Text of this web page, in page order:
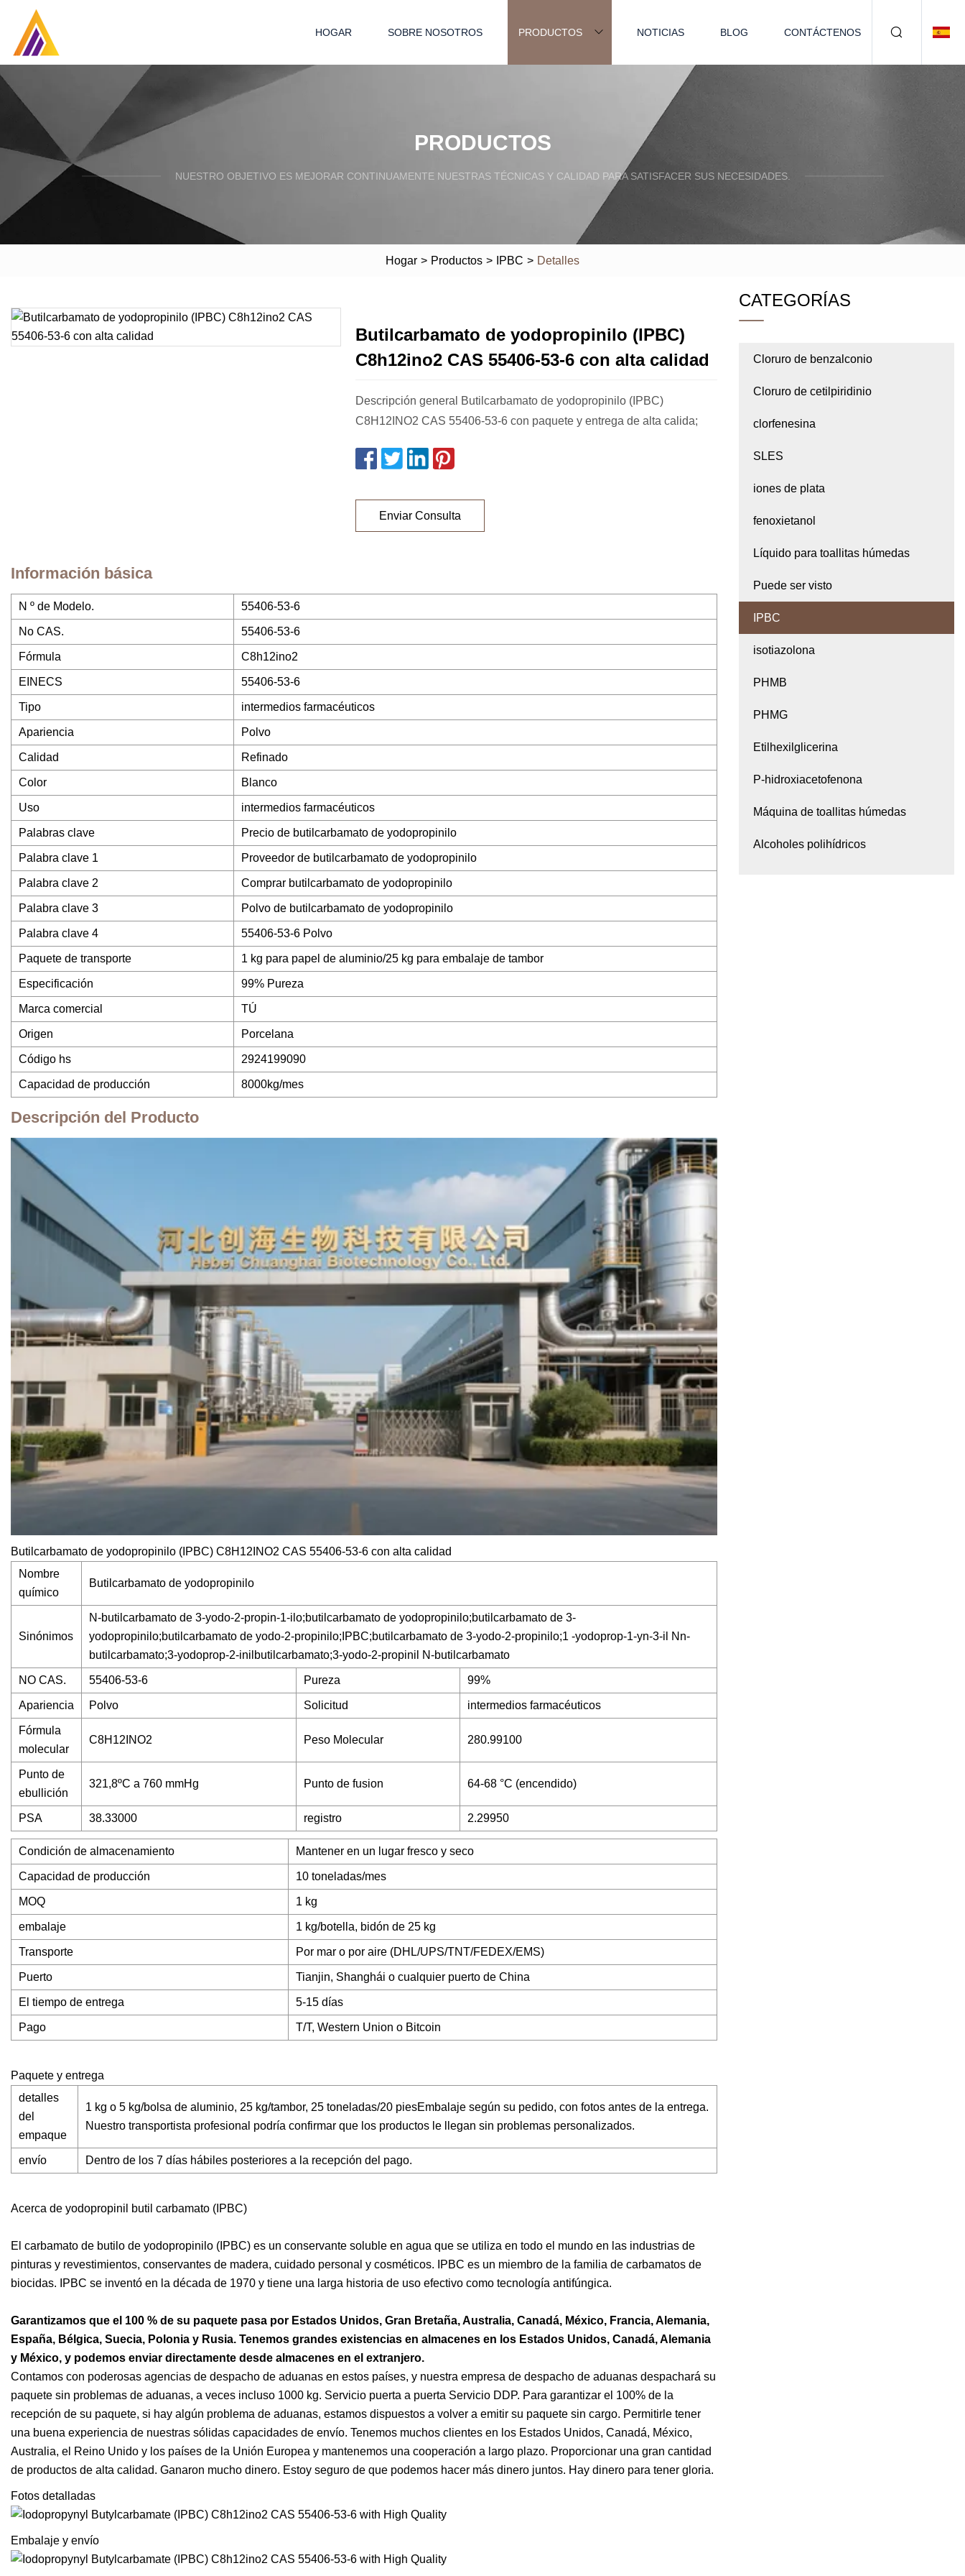
HOGAR SOBRE NOSOTROS PRODUCTOS NOTICIAS BLOG CONTÁCTENOS
PRODUCTOS
NUESTRO OBJETIVO ES MEJORAR CONTINUAMENTE NUESTRAS TÉCNICAS Y CALIDAD PARA SATISFACER SUS NECESIDADES.
Hogar > Productos > IPBC > Detalles
Butilcarbamato de yodopropinilo (IPBC)
C8h12ino2 CAS 55406-53-6 con alta calidad
Descripción general Butilcarbamato de yodopropinilo (IPBC)
C8H12INO2 CAS 55406-53-6 con paquete y entrega de alta calida;
Enviar Consulta
Información básica
N º de Modelo. 55406-53-6
No CAS. 55406-53-6
Fórmula C8h12ino2
EINECS 55406-53-6
Tipo intermedios farmacéuticos
Apariencia Polvo
Calidad Refinado
Color Blanco
Uso intermedios farmacéuticos
Palabras clave Precio de butilcarbamato de yodopropinilo
Palabra clave 1 Proveedor de butilcarbamato de yodopropinilo
Palabra clave 2 Comprar butilcarbamato de yodopropinilo
Palabra clave 3 Polvo de butilcarbamato de yodopropinilo
Palabra clave 4 55406-53-6 Polvo
Paquete de transporte 1 kg para papel de aluminio/25 kg para embalaje de tambor
Especificación 99% Pureza
Marca comercial TÚ
Origen Porcelana
Código hs 2924199090
Capacidad de producción 8000kg/mes
Descripción del Producto
Butilcarbamato de yodopropinilo (IPBC) C8H12INO2 CAS 55406-53-6 con alta calidad
Nombre
químico
Butilcarbamato de yodopropinilo
Sinónimos
N-butilcarbamato de 3-yodo-2-propin-1-ilo;butilcarbamato de yodopropinilo;butilcarbamato de 3-
yodopropinilo;butilcarbamato de yodo-2-propinilo;IPBC;butilcarbamato de 3-yodo-2-propinilo;1 -yodoprop-1-yn-3-il Nn-
butilcarbamato;3-yodoprop-2-inilbutilcarbamato;3-yodo-2-propinil N-butilcarbamato
NO CAS. 55406-53-6 Pureza 99%
Apariencia Polvo Solicitud intermedios farmacéuticos
Fórmula
molecular
C8H12INO2 Peso Molecular 280.99100
Punto de
ebullición
321,8ºC a 760 mmHg Punto de fusion 64-68 °C (encendido)
PSA 38.33000 registro 2.29950
Condición de almacenamiento Mantener en un lugar fresco y seco
Capacidad de producción 10 toneladas/mes
MOQ 1 kg
embalaje 1 kg/botella, bidón de 25 kg
Transporte Por mar o por aire (DHL/UPS/TNT/FEDEX/EMS)
Puerto Tianjin, Shanghái o cualquier puerto de China
El tiempo de entrega 5-15 días
Pago T/T, Western Union o Bitcoin
Paquete y entrega
detalles
del
empaque
1 kg o 5 kg/bolsa de aluminio, 25 kg/tambor, 25 toneladas/20 piesEmbalaje según su pedido, con fotos antes de la entrega.
Nuestro transportista profesional podría confirmar que los productos le llegan sin problemas personalizados.
envío Dentro de los 7 días hábiles posteriores a la recepción del pago.
Acerca de yodopropinil butil carbamato (IPBC)
El carbamato de butilo de yodopropinilo (IPBC) es un conservante soluble en agua que se utiliza en todo el mundo en las industrias de
pinturas y revestimientos, conservantes de madera, cuidado personal y cosméticos. IPBC es un miembro de la familia de carbamatos de
biocidas. IPBC se inventó en la década de 1970 y tiene una larga historia de uso efectivo como tecnología antifúngica.
Garantizamos que el 100 % de su paquete pasa por Estados Unidos, Gran Bretaña, Australia, Canadá, México, Francia, Alemania,
España, Bélgica, Suecia, Polonia y Rusia. Tenemos grandes existencias en almacenes en los Estados Unidos, Canadá, Alemania
y México, y podemos enviar directamente desde almacenes en el extranjero.
Contamos con poderosas agencias de despacho de aduanas en estos países, y nuestra empresa de despacho de aduanas despachará su
paquete sin problemas de aduanas, a veces incluso 1000 kg. Servicio puerta a puerta Servicio DDP. Para garantizar el 100% de la
recepción de su paquete, si hay algún problema de aduanas, estamos dispuestos a volver a emitir su paquete sin cargo. Permitirle tener
una buena experiencia de nuestras sólidas capacidades de envío. Tenemos muchos clientes en los Estados Unidos, Canadá, México,
Australia, el Reino Unido y los países de la Unión Europea y mantenemos una cooperación a largo plazo. Proporcionar una gran cantidad
de productos de alta calidad. Ganaron mucho dinero. Estoy seguro de que podemos hacer más dinero juntos. Hay dinero para tener gloria.
Fotos detalladas
Embalaje y envío
CATEGORÍAS
Cloruro de benzalconio
Cloruro de cetilpiridinio
clorfenesina
SLES
iones de plata
fenoxietanol
Líquido para toallitas húmedas
Puede ser visto
IPBC
isotiazolona
PHMB
PHMG
Etilhexilglicerina
P-hidroxiacetofenona
Máquina de toallitas húmedas
Alcoholes polihídricos